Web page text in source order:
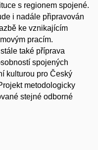
s regionem spojené.
i nadále připravován
ke vznikajícím
pracím.
také příprava
spojených
kulturou pro Český
metodologicky
stejné odborné